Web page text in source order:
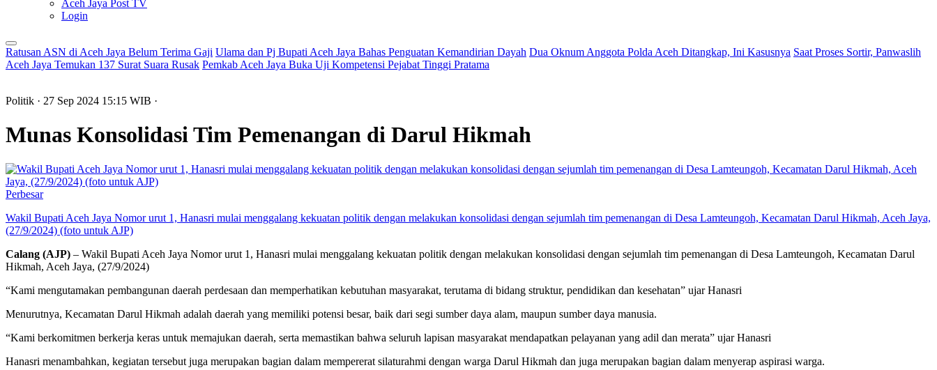
Aceh Jaya Post TV
Login
Ratusan ASN di Aceh Jaya Belum Terima Gaji Ulama dan Pj Bupati Aceh Jaya Bahas Penguatan Kemandirian Dayah Dua Oknum Anggota Polda Aceh Ditangkap, Ini Kasusnya Saat Proses Sortir, Panwaslih
Aceh Jaya Temukan 137 Surat Suara Rusak Pemkab Aceh Jaya Buka Uji Kompetensi Pejabat Tinggi Pratama
Politik · 27 Sep 2024 15:15 WIB ·
Munas Konsolidasi Tim Pemenangan di Darul Hikmah
Perbesar
Wakil Bupati Aceh Jaya Nomor urut 1, Hanasri mulai menggalang kekuatan politik dengan melakukan konsolidasi dengan sejumlah tim pemenangan di Desa Lamteungoh, Kecamatan Darul Hikmah, Aceh Jaya,
(27/9/2024) (foto untuk AJP)
Calang (AJP) – Wakil Bupati Aceh Jaya Nomor urut 1, Hanasri mulai menggalang kekuatan politik dengan melakukan konsolidasi dengan sejumlah tim pemenangan di Desa Lamteungoh, Kecamatan Darul
Hikmah, Aceh Jaya, (27/9/2024)
“Kami mengutamakan pembangunan daerah perdesaan dan memperhatikan kebutuhan masyarakat, terutama di bidang struktur, pendidikan dan kesehatan” ujar Hanasri
Menurutnya, Kecamatan Darul Hikmah adalah daerah yang memiliki potensi besar, baik dari segi sumber daya alam, maupun sumber daya manusia.
“Kami berkomitmen berkerja keras untuk memajukan daerah, serta memastikan bahwa seluruh lapisan masyarakat mendapatkan pelayanan yang adil dan merata” ujar Hanasri
Hanasri menambahkan, kegiatan tersebut juga merupakan bagian dalam mempererat silaturahmi dengan warga Darul Hikmah dan juga merupakan bagian dalam menyerap aspirasi warga.